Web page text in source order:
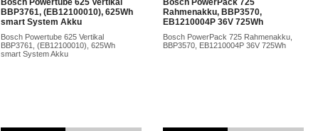
Bosch Powertube 625 Vertikal
BBP3761, (EB12100010), 625Wh
smart System Akku
Bosch Powertube 625 Vertikal
BBP3761, (EB12100010), 625Wh
smart System Akku
Bosch PowerPack 725
Rahmenakku, BBP3570,
EB1210004P 36V 725Wh
Bosch PowerPack 725 Rahmenakku,
BBP3570, EB1210004P 36V 725Wh